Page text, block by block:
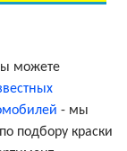
можете
- мы
подбору краски